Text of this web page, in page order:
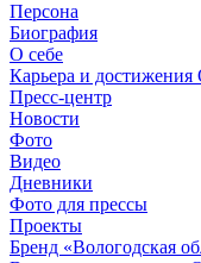
Персона
Биография
О себе
Карьера и
Пресс-центр
Новости
Фото
Видео
Дневники
Фото для прессы
Проекты
Бренд «Вологодская